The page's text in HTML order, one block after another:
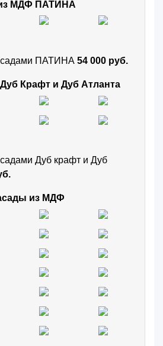
МДФ ПАТИНА
ПАТИНА 54 000 руб.
Крафт и Дуб Атланта
Дуб крафт и Дуб
из МДФ